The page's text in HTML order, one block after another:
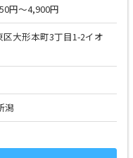
円～4,900円
大形本町3丁目1-2イオ
潟